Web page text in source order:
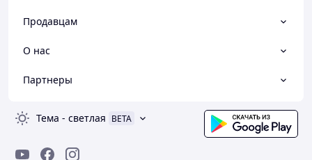
Продавцам
О нас
Партнеры
Тема - светлая BETA